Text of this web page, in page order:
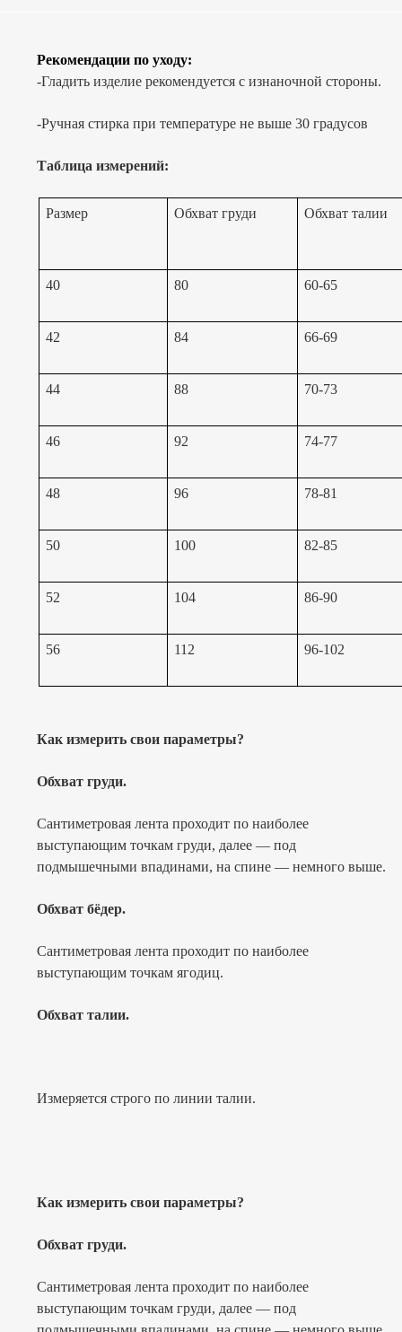
Рекомендации по уходу:
-Гладить изделие рекомендуется с изнаночной стороны.
-Ручная стирка при температуре не выше 30 градусов
Таблица измерений:
Размер Обхват груди Обхват талии
40 80 60-65
42 84 66-69
44 88 70-73
46 92 74-77
48 96 78-81
50 100 82-85
52 104 86-90
56 112 96-102
Как измерить свои параметры?
Обхват груди.
Сантиметровая лента проходит по наиболее
выступающим точкам груди, далее — под
подмышечными впадинами, на спине — немного выше.
Обхват бёдер.
Сантиметровая лента проходит по наиболее
выступающим точкам ягодиц.
Обхват талии.
Измеряется строго по линии талии.
Как измерить свои параметры?
Обхват груди.
Сантиметровая лента проходит по наиболее
выступающим точкам груди, далее — под